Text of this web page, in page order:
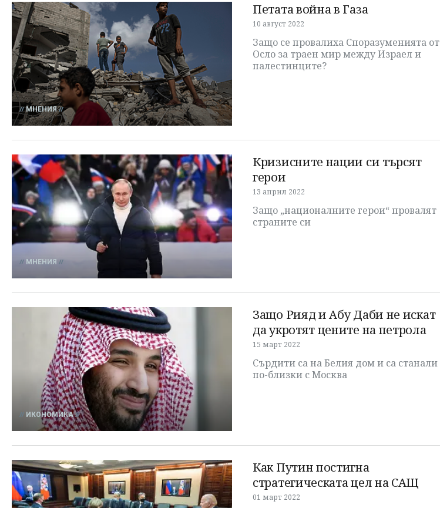
МНЕНИЯ
Петата война в Газа
10 август 2022
Защо се провалиха Споразуменията от
Осло за траен мир между Израел и
палестинците?
МНЕНИЯ
Кризисните нации си търсят
герои
13 април 2022
Защо „националните герои“ провалят
страните си
ИКОНОМИКА
Защо Рияд и Абу Даби не искат
да укротят цените на петрола
15 март 2022
Сърдити са на Белия дом и са станали
по-близки с Москва
Как Путин постигна
стратегическата цел на САЩ
01 март 2022